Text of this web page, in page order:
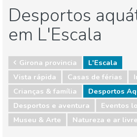
Desportos
em L'Escala
Girona provincia
L'Escala
Vista rápida
Casas de férias
Crianças & família
Desportos
Desportos e aventura
Eventos
Museu & Arte
Natureza e ar livre